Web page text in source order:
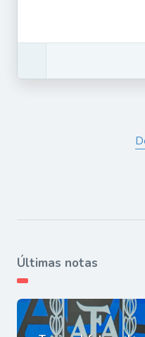
Últimas notas